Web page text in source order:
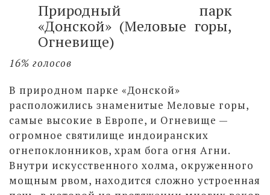
Природный парк
«Донской» (Меловые горы,
Огневище)
16% голосов
В природном парке «Донской»
расположились знаменитые Меловые горы,
самые высокие в Европе, и Огневище —
огромное святилище индоиранских
огнепоклонников, храм бога огня Агни.
Внутри искусственного холма, окруженного
мощным рвом, находится сложно устроенная